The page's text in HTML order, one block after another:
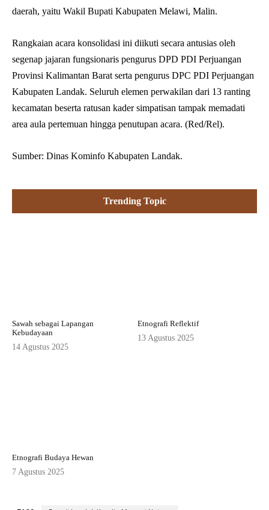
daerah, yaitu Wakil Bupati Kabupaten Melawi, Malin.
Rangkaian acara konsolidasi ini diikuti secara antusias oleh
segenap jajaran fungsionaris pengurus DPD PDI Perjuangan
Provinsi Kalimantan Barat serta pengurus DPC PDI Perjuangan
Kabupaten Landak. Seluruh elemen perwakilan dari 13 ranting
kecamatan beserta ratusan kader simpatisan tampak memadati
area aula pertemuan hingga penutupan acara. (Red/Rel).
Sumber: Dinas Kominfo Kabupaten Landak.
Trending Topic
Sawah sebagai Lapangan
Kebudayaan
14 Agustus 2025
Etnografi Reflektif
13 Agustus 2025
Etnografi Budaya Hewan
7 Agustus 2025